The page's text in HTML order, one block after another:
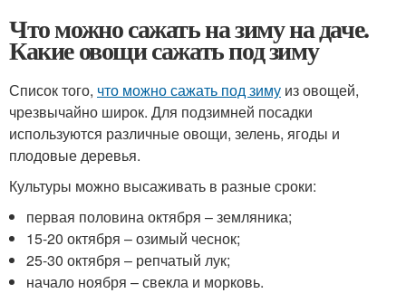
Что можно сажать на зиму на даче.
Какие овощи сажать под зиму
Список того, что можно сажать под зиму из овощей,
чрезвычайно широк. Для подзимней посадки
используются различные овощи, зелень, ягоды и
плодовые деревья.
Культуры можно высаживать в разные сроки:
первая половина октября – земляника;
15-20 октября – озимый чеснок;
25-30 октября – репчатый лук;
начало ноября – свекла и морковь.